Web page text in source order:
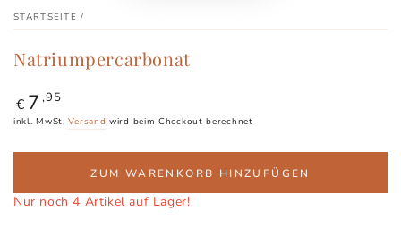
STARTSEITE /
Natriumpercarbonat
Regulärer
Preis
€ 7 ,95
inkl. MwSt.Versand wird beim Checkout berechnet
ZUM WARENKORB HINZUFÜGEN
Nur noch 4 Artikel auf Lager!